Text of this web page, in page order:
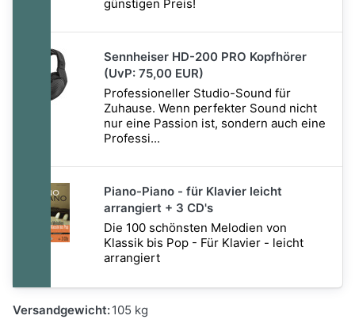
günstigen Preis!
Sennheiser HD-200 PRO Kopfhörer
(UvP: 75,00 EUR)
Professioneller Studio-Sound für
Zuhause. Wenn perfekter Sound nicht
nur eine Passion ist, sondern auch eine
Professi...
Piano-Piano - für Klavier leicht
arrangiert + 3 CD's
Die 100 schönsten Melodien von
Klassik bis Pop - Für Klavier - leicht
arrangiert
Versandgewicht:105 kg